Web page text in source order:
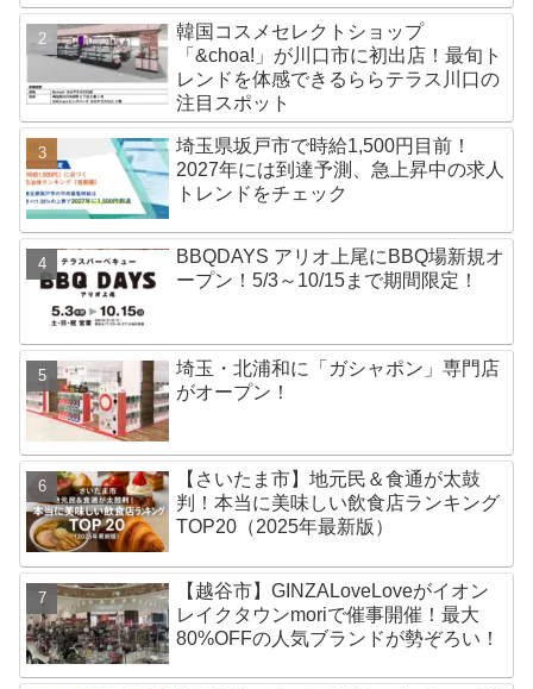
韓国コスメセレクトショップ
「&choa!」が川口市に初出店！最旬ト
レンドを体感できるららテラス川口の
注目スポット
埼玉県坂戸市で時給1,500円目前！
2027年には到達予測、急上昇中の求人
トレンドをチェック
BBQDAYS アリオ上尾にBBQ場新規オ
ープン！5/3～10/15まで期間限定！
埼玉・北浦和に「ガシャポン」専門店
がオープン！
【さいたま市】地元民＆食通が太鼓
判！本当に美味しい飲食店ランキング
TOP20（2025年最新版）
【越谷市】GINZALoveLoveがイオン
レイクタウンmoriで催事開催！最大
80%OFFの人気ブランドが勢ぞろい！